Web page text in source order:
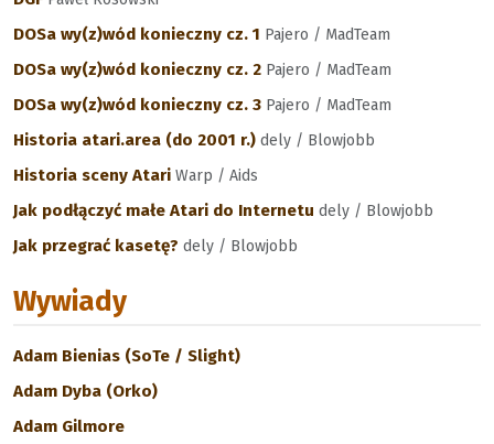
DOSa wy(z)wód konieczny cz. 1 Pajero / MadTeam
DOSa wy(z)wód konieczny cz. 2 Pajero / MadTeam
DOSa wy(z)wód konieczny cz. 3 Pajero / MadTeam
Historia atari.area (do 2001 r.) dely / Blowjobb
Historia sceny Atari Warp / Aids
Jak podłączyć małe Atari do Internetu dely / Blowjobb
Jak przegrać kasetę? dely / Blowjobb
Wywiady
Adam Bienias (SoTe / Slight)
Adam Dyba (Orko)
Adam Gilmore